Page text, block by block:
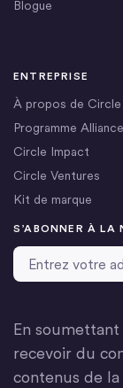
ENTREPRISE
À propos de Circle
Programme Alliance
Circle Impact
Circle Ventures
Kit de marque
Blogue
S’ABONNER À LA
Adresse email *
En
recevoir du
contenus de